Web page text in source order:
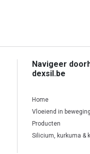
Navigeer
dexsil.be
Home
Vloeiend in beweging
Producten
Silicium, kurkuma &